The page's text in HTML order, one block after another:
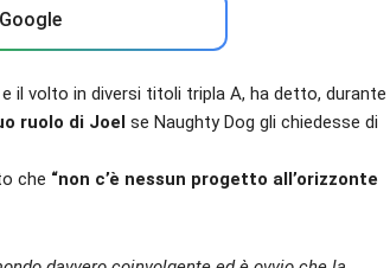
il volto in diversi titoli tripla A, ha detto, durante
ruolo di Joel se Naughty Dog gli chiedesse di
che “non c’è nessun progetto all’orizzonte